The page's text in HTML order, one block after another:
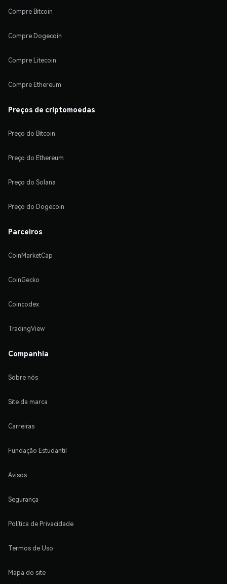
Compre Bitcoin
Compre Dogecoin
Compre Litecoin
Compre Ethereum
Preços de criptomoedas
Preço do Bitcoin
Preço do Ethereum
Preço do Solana
Preço do Dogecoin
Parceiros
CoinMarketCap
CoinGecko
Coincodex
TradingView
Companhia
Sobre nós
Site da marca
Carreiras
Fundação Estudantil
Avisos
Segurança
Política de Privacidade
Termos de Uso
Mapa do site